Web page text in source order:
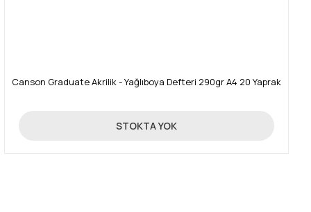
Canson Graduate Akrilik - Yağlıboya Defteri 290gr A4 20 Yaprak
588,00 TL
STOKTA YOK